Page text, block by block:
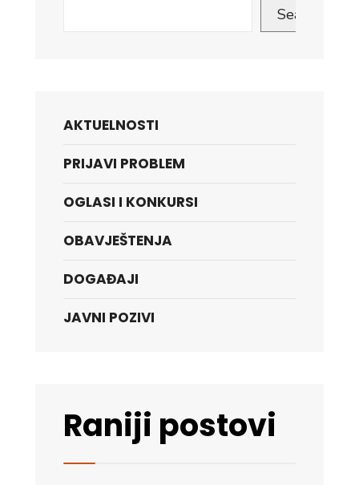
Search
AKTUELNOSTI
PRIJAVI PROBLEM
OGLASI I KONKURSI
OBAVJEŠTENJA
DOGAĐAJI
JAVNI POZIVI
Raniji postovi